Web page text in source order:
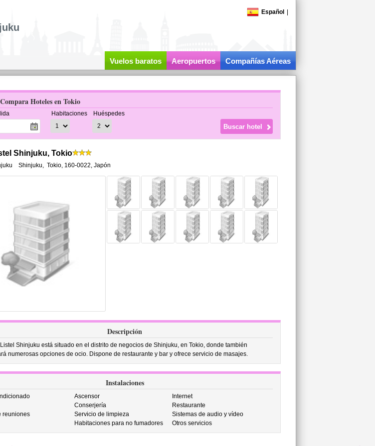
Español
Vuelos baratos Aeropuertos Compañías Aéreas
Compara Hoteles en Tokio
Habitaciones Huéspedes
Shinjuku, Tokio
Shinjuku, Tokio, 160-0022, Japón
Descripción
Shinjuku está situado en el distrito de negocios de Shinjuku, en Tokio, donde también
numerosas opciones de ocio. Dispone de restaurante y bar y ofrece servicio de masajes.
Instalaciones
Ascensor
Internet
Conserjería
Restaurante
reuniones
Servicio de limpieza
Sistemas de audio y vídeo
Habitaciones para no fumadores Otros servicios